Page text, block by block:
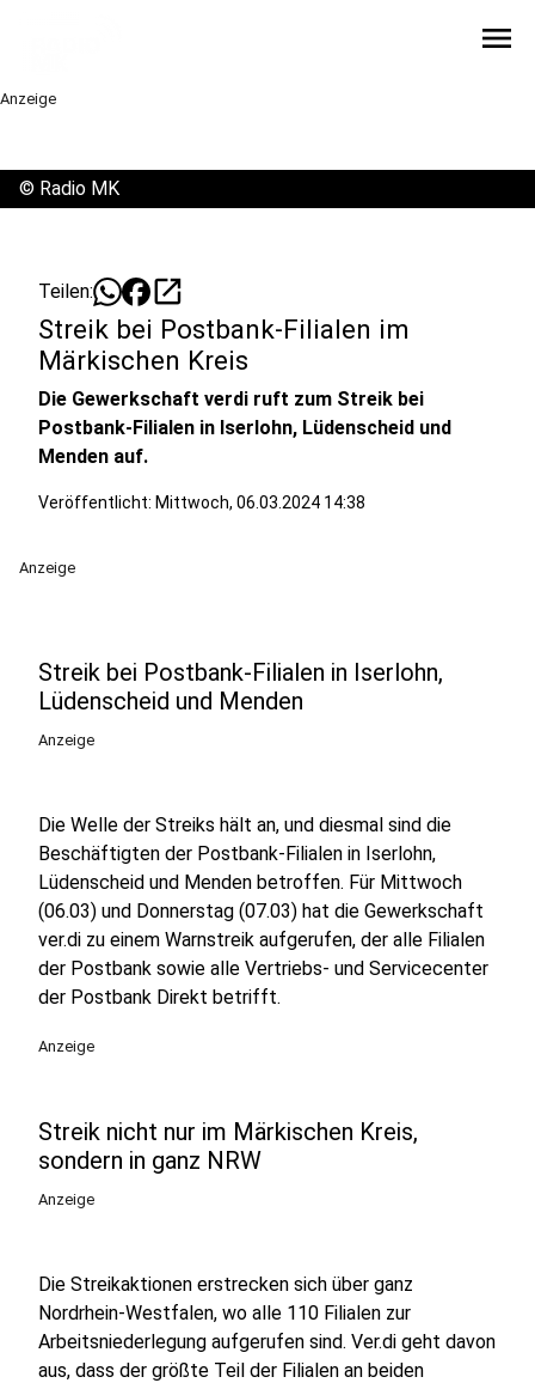
menu
Anzeige
© Radio MK
Teilen: open_in_new
Streik bei Postbank-Filialen im
Märkischen Kreis
Die Gewerkschaft verdi ruft zum Streik bei
Postbank-Filialen in Iserlohn, Lüdenscheid und
Menden auf.
Veröffentlicht: Mittwoch, 06.03.2024 14:38
Anzeige
Streik bei Postbank-Filialen in Iserlohn,
Lüdenscheid und Menden
Anzeige
Die Welle der Streiks hält an, und diesmal sind die
Beschäftigten der Postbank-Filialen in Iserlohn,
Lüdenscheid und Menden betroffen. Für Mittwoch
(06.03) und Donnerstag (07.03) hat die Gewerkschaft
ver.di zu einem Warnstreik aufgerufen, der alle Filialen
der Postbank sowie alle Vertriebs- und Servicecenter
der Postbank Direkt betrifft.
Anzeige
Streik nicht nur im Märkischen Kreis,
sondern in ganz NRW
Anzeige
Die Streikaktionen erstrecken sich über ganz
Nordrhein-Westfalen, wo alle 110 Filialen zur
Arbeitsniederlegung aufgerufen sind. Ver.di geht davon
aus, dass der größte Teil der Filialen an beiden